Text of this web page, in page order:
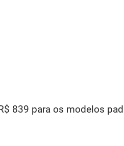
839 para os modelos